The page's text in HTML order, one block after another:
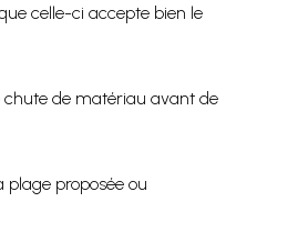
celle-ci accepte bien le
chute de matériau avant de
plage proposée ou